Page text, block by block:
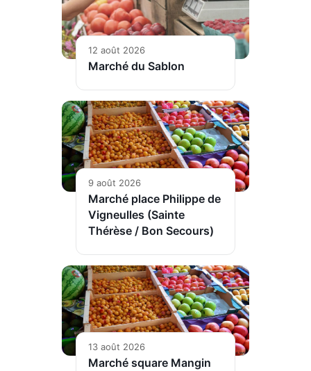
12 août 2026
Marché du Sablon
9 août 2026
Marché place Philippe de
Vigneulles (Sainte
Thérèse / Bon Secours)
13 août 2026
Marché square Mangin